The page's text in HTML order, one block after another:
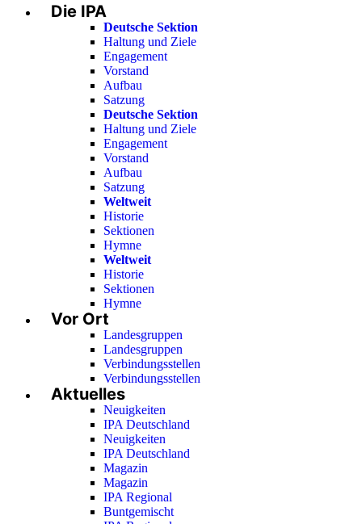
Menu
Die IPA
Deutsche Sektion
Haltung und Ziele
Engagement
Vorstand
Aufbau
Satzung
Deutsche Sektion
Haltung und Ziele
Engagement
Vorstand
Aufbau
Satzung
Weltweit
Historie
Sektionen
Hymne
Weltweit
Historie
Sektionen
Hymne
Vor Ort
Landesgruppen
Landesgruppen
Verbindungsstellen
Verbindungsstellen
Aktuelles
Neuigkeiten
IPA Deutschland
Neuigkeiten
IPA Deutschland
Magazin
Magazin
IPA Regional
Buntgemischt